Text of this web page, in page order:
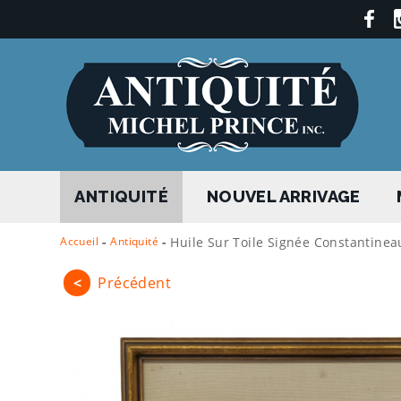
ANTIQUITÉ NOUVEL ARRIVAGE
Accueil - Antiquité - Huile Sur Toile Signée
< Précédent